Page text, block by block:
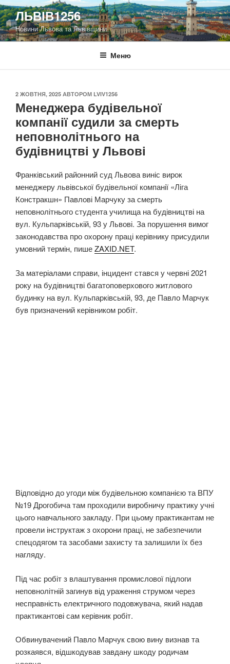
Перейти
до
вмісту
ЛЬВІВ1256
Новини Львова та Львівщини
Меню
ОПУБЛІКОВАНО
2 ЖОВТНЯ, 2025 АВТОРОМ LVIV1256
Менеджера будівельної
компанії судили за смерть
неповнолітнього на
будівництві у Львові
Франківський районний суд Львова виніс вирок
менеджеру львівської будівельної компанії «Ліга
Констракшн» Павлові Марчуку за смерть
неповнолітнього студента училища на будівництві на
вул. Кульпарківській, 93 у Львові. За порушення вимог
законодавства про охорону праці керівнику присудили
умовний термін, пишеZAXID.NET.
За матеріалами справи, інцидент стався у червні 2021
року на будівництві багатоповерхового житлового
будинку на вул. Кульпарківській, 93, де Павло Марчук
був призначений керівником робіт.
Відповідно до угоди між будівельною компанією та ВПУ
№19 Дрогобича там проходили виробничу практику учні
цього навчального закладу. При цьому практикантам не
провели інструктаж з охорони праці, не забезпечили
спецодягом та засобами захисту та залишили їх без
нагляду.
Під час робіт з влаштування промислової підлоги
неповнолітній загинув від ураження струмом через
несправність електричного подовжувача, який надав
практикантові сам керівник робіт.
Обвинувачений Павло Марчук свою вину визнав та
розкаявся, відшкодував завдану шкоду родичам